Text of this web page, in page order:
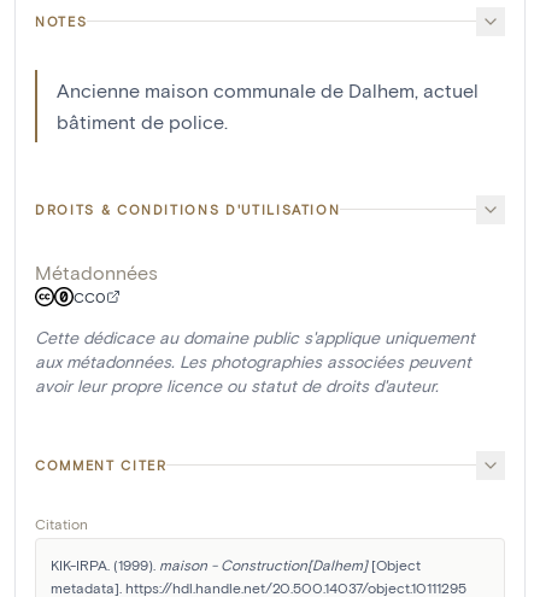
NOTES
Ancienne maison communale de Dalhem, actuel
bâtiment de police.
DROITS & CONDITIONS D'UTILISATION
Métadonnées
CC0
Cette dédicace au domaine public s'applique uniquement
aux métadonnées. Les photographies associées peuvent
avoir leur propre licence ou statut de droits d'auteur.
COMMENT CITER
Citation
KIK-IRPA. (1999). maison - Construction[Dalhem] [Object
metadata]. https://hdl.handle.net/20.500.14037/object.10111295